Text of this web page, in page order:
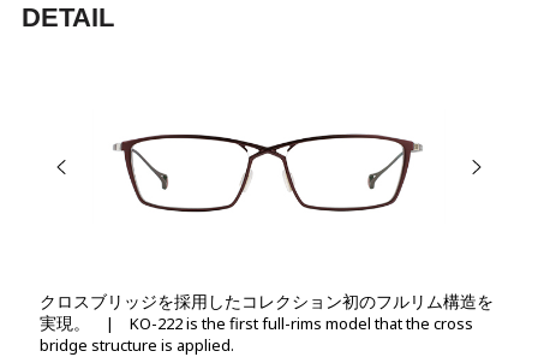
DETAIL
クロスブリッジを採用したコレクション初のフルリム構造を
実現。
| KO-222 is the first full-rims model that the cross
bridge structure is applied.